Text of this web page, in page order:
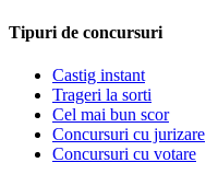
Tipuri de concursuri
Castig instant
Trageri la sorti
Cel mai bun scor
Concursuri cu jurizare
Concursuri cu votare